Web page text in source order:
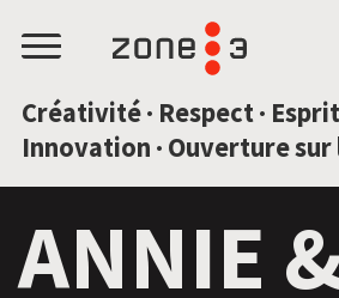
Menu
Créativité · Respect ·
Innovation · Ouverture
ANNIE